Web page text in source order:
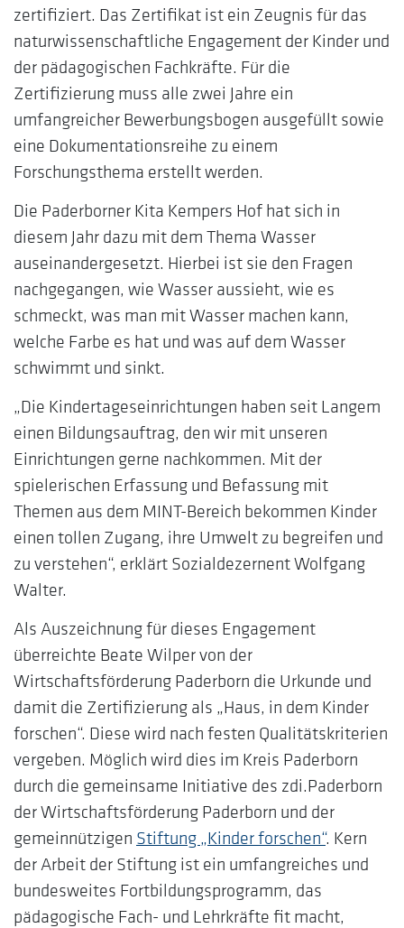
zertifiziert. Das Zertifikat ist ein Zeugnis für das
naturwissenschaftliche Engagement der Kinder und
der pädagogischen Fachkräfte. Für die
Zertifizierung muss alle zwei Jahre ein
umfangreicher Bewerbungsbogen ausgefüllt sowie
eine Dokumentationsreihe zu einem
Forschungsthema erstellt werden.
Die Paderborner Kita Kempers Hof hat sich in
diesem Jahr dazu mit dem Thema Wasser
auseinandergesetzt. Hierbei ist sie den Fragen
nachgegangen, wie Wasser aussieht, wie es
schmeckt, was man mit Wasser machen kann,
welche Farbe es hat und was auf dem Wasser
schwimmt und sinkt.
„Die Kindertageseinrichtungen haben seit Langem
einen Bildungsauftrag, den wir mit unseren
Einrichtungen gerne nachkommen. Mit der
spielerischen Erfassung und Befassung mit
Themen aus dem MINT-Bereich bekommen Kinder
einen tollen Zugang, ihre Umwelt zu begreifen und
zu verstehen“, erklärt Sozialdezernent Wolfgang
Walter.
Als Auszeichnung für dieses Engagement
überreichte Beate Wilper von der
Wirtschaftsförderung Paderborn die Urkunde und
damit die Zertifizierung als „Haus, in dem Kinder
forschen“. Diese wird nach festen Qualitätskriterien
vergeben. Möglich wird dies im Kreis Paderborn
durch die gemeinsame Initiative des zdi.Paderborn
der Wirtschaftsförderung Paderborn und der
gemeinnützigen Stiftung „Kinder forschen“. Kern
der Arbeit der Stiftung ist ein umfangreiches und
bundesweites Fortbildungsprogramm, das
pädagogische Fach- und Lehrkräfte fit macht,